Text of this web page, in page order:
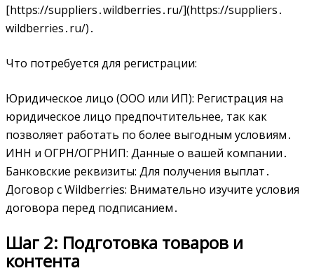
[https://suppliers․wildberries․ru/](https://suppliers․
wildberries․ru/)․
Что потребуется для регистрации:
Юридическое лицо (ООО или ИП): Регистрация на
юридическое лицо предпочтительнее‚ так как
позволяет работать по более выгодным условиям․
ИНН и ОГРН/ОГРНИП: Данные о вашей компании․
Банковские реквизиты: Для получения выплат․
Договор с Wildberries: Внимательно изучите условия
договора перед подписанием․
Шаг 2: Подготовка товаров и
контента